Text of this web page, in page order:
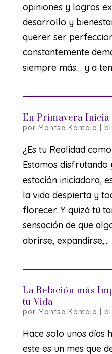
opiniones y logros
desarrollo y
querer ser
constantemente
siempre más… y a
En Primavera Inicia
por Montse Kamala
¿Es tu Realidad
Estamos
estación iniciadora,
la vida despierta y
florecer. Y quizá tú
sensación de que
abrirse, expandirse,...
La Relación más
tu Vida
por Montse Kamala
Hace solo unos días
este es un mes que